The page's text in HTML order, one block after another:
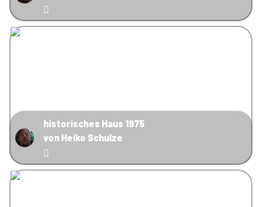
historisches Haus 1975
von Heiko Schulze